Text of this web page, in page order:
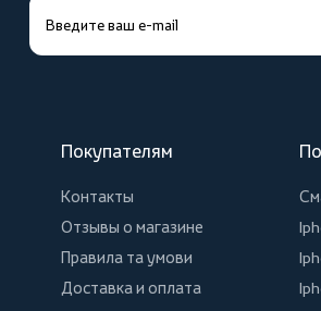
Покупателям
Контакты
Отзывы о магазине
Правила та умови
Доставка и оплата